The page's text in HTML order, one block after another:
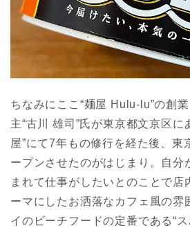
ちなみにここ“麺屋 Hulu-lu”の創
主“古川 雄司”氏が東京都文京区に
屋”にて7年もの修行を経た後、東
ープンさせたのがはじまり。自分
まれて仕事がしたいとのことで店
ーマにしたお洒落なカフェ風の雰
イのビーチフードの定番である“